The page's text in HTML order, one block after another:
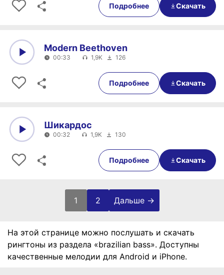
Подробнее Скачать
00:33
Modern Beethoven
00:33 1,9K 126
Подробнее Скачать
00:32
Шикардос
00:32 1,9K 130
Подробнее Скачать
Пагинация записей
1 2 Дальше →
На этой странице можно послушать и скачать
рингтоны из раздела «brazilian bass». Доступны
качественные мелодии для Android и iPhone.